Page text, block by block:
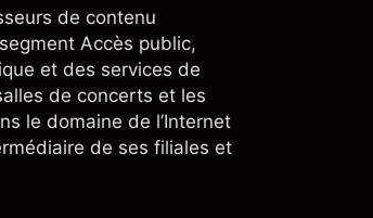
de contenu
Accès public,
et des services de
de concerts et les
le domaine de l’Internet
de ses filiales et